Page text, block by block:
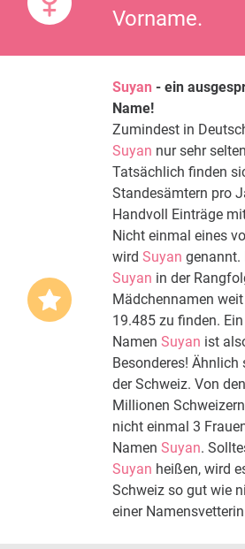
Vorname.
Suyan - ein
Name!
Zumindest in
Suyan nur sehr
Tatsächlich finden
Standesämtern pro
Handvoll Einträge
Nicht einmal eines
wird Suyan genannt.
Suyan in der
Mädchennamen
19.485 zu finden.
Namen Suyan ist
Besonderes! Ähnlich
der Schweiz. Von
Millionen
nicht einmal 3
Namen Suyan.
Suyan heißen, wird
Schweiz so gut wie
einer